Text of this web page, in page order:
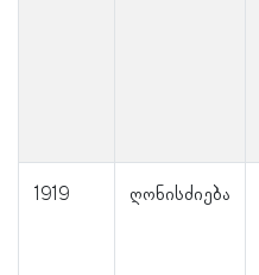
1919 ღონისძიება